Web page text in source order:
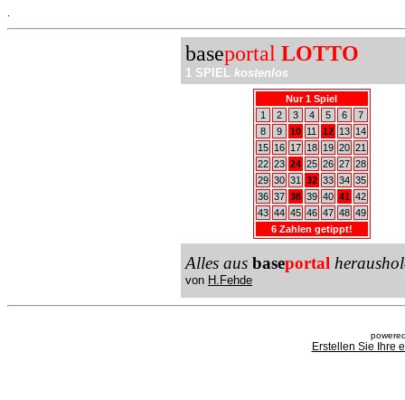
baseportal LOTTO
1 SPIEL kostenlos
Nur 1 Spiel
1
2 3 4 5 6
7
8
9 10 11 12 13
14
15
16 17 18 19 20 21
22 23 24 25 26 27 28
29 30 31 32 33 34 35
36 37 38 39 40 41 42
43 44 45 46 47 48 49
6 Zahlen getippt!
Alles aus baseportal
von H.Fehde
Erstellen Sie Ihre